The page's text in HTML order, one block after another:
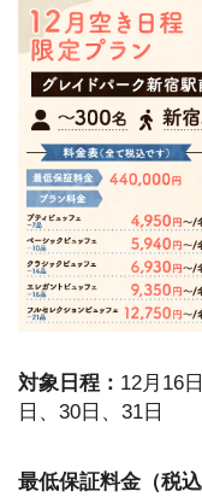
対象日程： 12月16
日、30日、31日
最低保証料金（税込